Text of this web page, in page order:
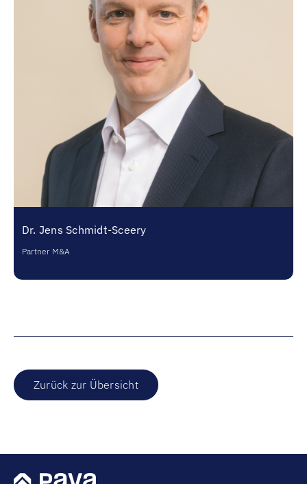
Dr. Jens Schmidt-Sceery
Partner M&A
Zurück zur Übersicht